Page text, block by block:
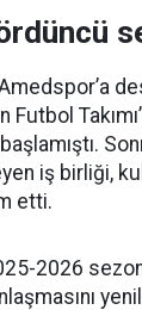
Amedspor’a
Futbol
iş birliği,
etti.
2026